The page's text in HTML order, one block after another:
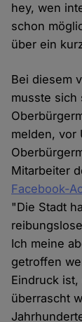
hey, wen
schon
über ein
Bei diesem
musste sich
melden, vor
Mitarbeiter
Facebook-
"Die Stadt
Ich meine
getroffen
Eindruck
überrascht